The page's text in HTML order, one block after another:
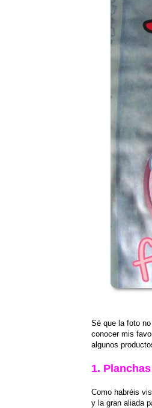
Sé que la foto
conocer mis
algunos
1.
Como habréis
y la gran aliada